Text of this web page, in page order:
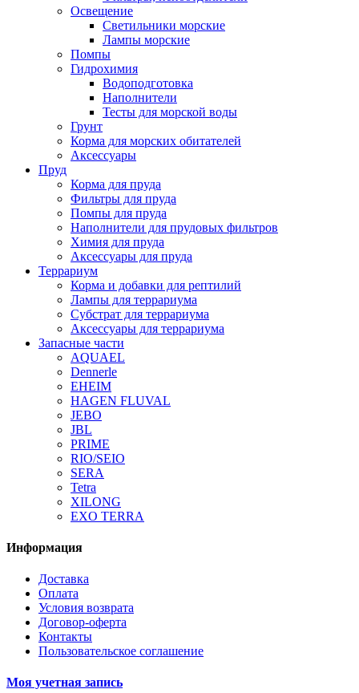
Освещение
Светильники морские
Лампы морские
Помпы
Гидрохимия
Водоподготовка
Наполнители
Тесты для морской воды
Грунт
Корма для морских обитателей
Аксессуары
Пруд
Корма для пруда
Фильтры для пруда
Помпы для пруда
Наполнители для прудовых фильтров
Химия для пруда
Аксессуары для пруда
Террариум
Корма и добавки для рептилий
Лампы для террариума
Субстрат для террариума
Аксессуары для террариума
Запасные части
AQUAEL
Dennerle
EHEIM
HAGEN FLUVAL
JEBO
JBL
PRIME
RIO/SEIO
SERA
Tetra
XILONG
EXO TERRA
Информация
Доставка
Оплата
Условия возврата
Договор-оферта
Контакты
Пользовательское соглашение
Моя учетная запись